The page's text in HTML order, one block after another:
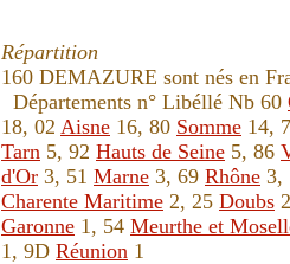
Répartition
160 DEMAZURE sont nés en
Départements n° Libéllé Nb 60
18, 02 Aisne 16, 80 Somme 14,
Tarn 5, 92 Hauts de Seine 5, 86
d'Or 3, 51 Marne 3, 69 Rhône 3,
Charente Maritime 2, 25 Doubs
Garonne 1, 54 Meurthe et
1, 9D Réunion 1